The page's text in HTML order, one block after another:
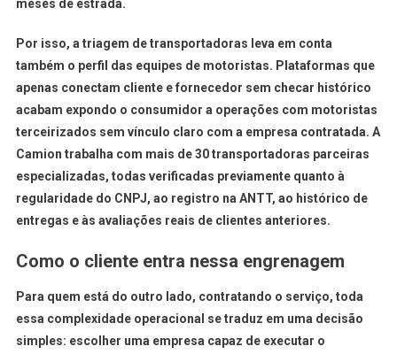
meses de estrada.
Por isso, a triagem de transportadoras leva em conta
também o perfil das equipes de motoristas. Plataformas que
apenas conectam cliente e fornecedor sem checar histórico
acabam expondo o consumidor a operações com motoristas
terceirizados sem vínculo claro com a empresa contratada. A
Camion trabalha com mais de 30 transportadoras parceiras
especializadas, todas verificadas previamente quanto à
regularidade do CNPJ, ao registro na ANTT, ao histórico de
entregas e às avaliações reais de clientes anteriores.
Como o cliente entra nessa engrenagem
Para quem está do outro lado, contratando o serviço, toda
essa complexidade operacional se traduz em uma decisão
simples: escolher uma empresa capaz de executar o